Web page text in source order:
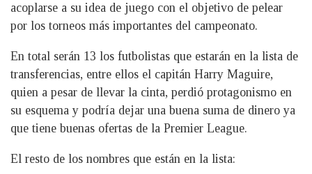
acoplarse a su idea de juego con el objetivo de pelear
por los torneos más importantes del campeonato.
En total serán 13 los futbolistas que estarán en la lista de
transferencias, entre ellos el capitán Harry Maguire,
quien a pesar de llevar la cinta, perdió protagonismo en
su esquema y podría dejar una buena suma de dinero ya
que tiene buenas ofertas de la Premier League.
El resto de los nombres que están en la lista: